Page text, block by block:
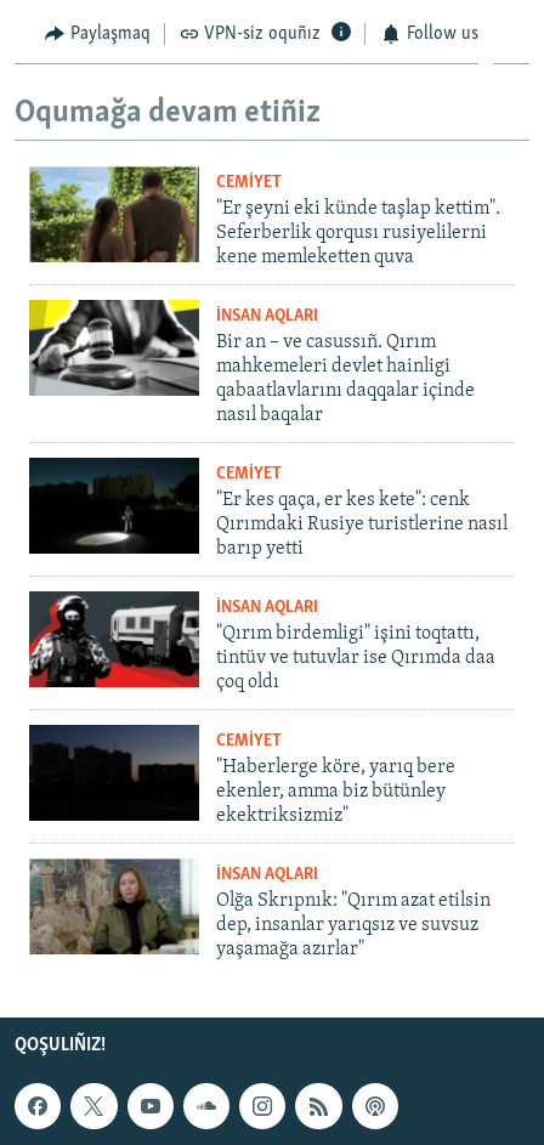
Paylaşmaq VPN-siz oquñız Follow us
Oqumağa devam etiñiz
CEMİYET
"Er şeyni eki künde taşlap kettim".
Seferberlik qorqusı rusiyelilerni
kene memleketten quva
İNSAN AQLARI
Bir an – ve casussıñ. Qırım
mahkemeleri devlet hainligi
qabaatlavlarını daqqalar içinde
nasıl baqalar
CEMİYET
"Er kes qaça, er kes kete": cenk
Qırımdaki Rusiye turistlerine nasıl
barıp yetti
İNSAN AQLARI
"Qırım birdemligi" işini toqtattı,
tintüv ve tutuvlar ise Qırımda daa
çoq oldı
CEMİYET
"Haberlerge köre, yarıq bere
ekenler, amma biz bütünley
ekektriksizmiz"
İNSAN AQLARI
Olğa Skrıpnık: "Qırım azat etilsin
dep, insanlar yarıqsız ve suvsuz
yaşamağa azırlar"
QOŞULIÑIZ!